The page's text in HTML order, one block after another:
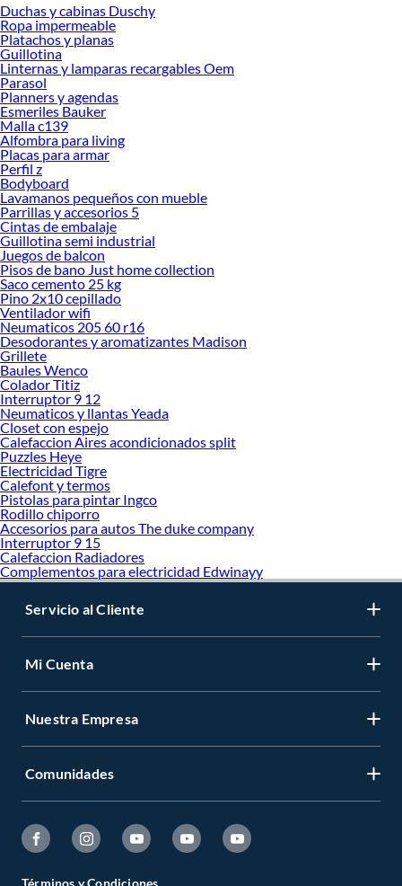
Duchas y cabinas Duschy
Ropa impermeable
Platachos y planas
Guillotina
Linternas y lamparas recargables Oem
Parasol
Planners y agendas
Esmeriles Bauker
Malla c139
Alfombra para living
Placas para armar
Perfil z
Bodyboard
Lavamanos pequeños con mueble
Parrillas y accesorios 5
Cintas de embalaje
Guillotina semi industrial
Juegos de balcon
Pisos de bano Just home collection
Saco cemento 25 kg
Pino 2x10 cepillado
Ventilador wifi
Neumaticos 205 60 r16
Desodorantes y aromatizantes Madison
Grillete
Baules Wenco
Colador Titiz
Interruptor 9 12
Neumaticos y llantas Yeada
Closet con espejo
Calefaccion Aires acondicionados split
Puzzles Heye
Electricidad Tigre
Calefont y termos
Pistolas para pintar Ingco
Rodillo chiporro
Accesorios para autos The duke company
Interruptor 9 15
Calefaccion Radiadores
Complementos para electricidad Edwinayy
Servicio al Cliente
Mi Cuenta
Nuestra Empresa
Comunidades
Términos y Condiciones